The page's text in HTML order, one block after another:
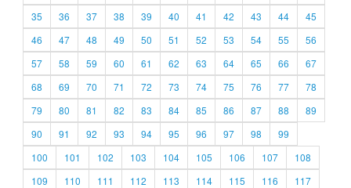
35
36 37 38 39 40 41 42 43 44
45
46
47 48 49 50 51 52 53 54 55
56
57
58 59 60 61 62 63 64 65 66
67
68
69 70 71 72 73 74 75 76 77
78
79
80 81 82 83 84 85 86 87 88
89
90
91 92 93 94 95 96 97 98
99
100
101 102 103 104 105 106 107
108
109
110 111 112 113 114 115 116
117